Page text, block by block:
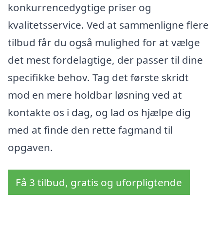
konkurrencedygtige priser og
kvalitetsservice. Ved at sammenligne flere
tilbud får du også mulighed for at vælge
det mest fordelagtige, der passer til dine
specifikke behov. Tag det første skridt
mod en mere holdbar løsning ved at
kontakte os i dag, og lad os hjælpe dig
med at finde den rette fagmand til
opgaven.
Få 3 tilbud, gratis og uforpligtende